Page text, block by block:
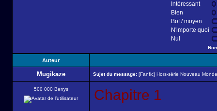
Intéressant
Bien
Bof / moyen
N'importe quoi
Nul
Auteur
Mugikaze Sujet du message: [Fanfic] Hors-série Nouveau Monde
500 000 Berrys Chapitre 1